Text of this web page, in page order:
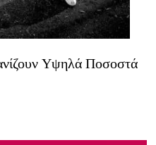
Υψηλά Ποσοστά